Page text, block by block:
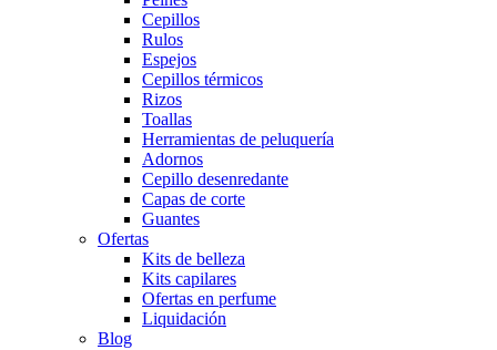
Cepillos
Rulos
Espejos
Cepillos térmicos
Rizos
Toallas
Herramientas de peluquería
Adornos
Cepillo desenredante
Capas de corte
Guantes
Ofertas
Kits de belleza
Kits capilares
Ofertas en perfume
Liquidación
Blog